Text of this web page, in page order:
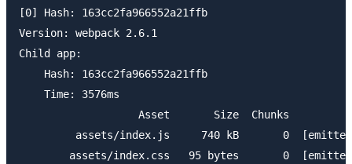
[0] Hash: 163cc2fa966552a21ffb
Version: webpack 2.6.1
Child app:
    Hash: 163cc2fa966552a21ffb
    Time: 3576ms
Asset       Size  Chunks
assets/index.js     740 kB       0
assets/index.css   95 bytes       0